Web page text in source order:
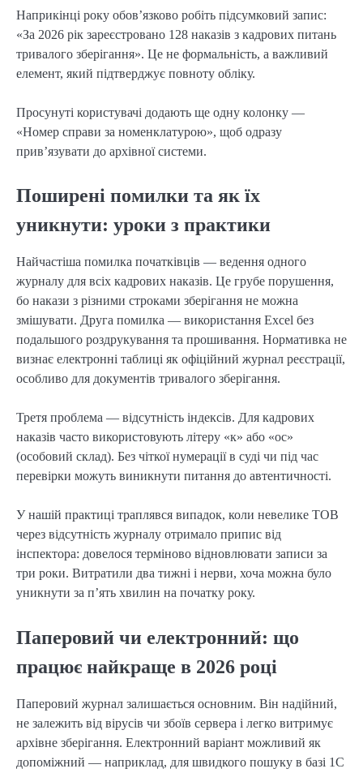
Наприкінці року обов’язково робіть підсумковий запис:
«За 2026 рік зареєстровано 128 наказів з кадрових питань
тривалого зберігання». Це не формальність, а важливий
елемент, який підтверджує повноту обліку.
Просунуті користувачі додають ще одну колонку —
«Номер справи за номенклатурою», щоб одразу
прив’язувати до архівної системи.
Поширені помилки та як їх
уникнути: уроки з практики
Найчастіша помилка початківців — ведення одного
журналу для всіх кадрових наказів. Це грубе порушення,
бо накази з різними строками зберігання не можна
змішувати. Друга помилка — використання Excel без
подальшого роздрукування та прошивання. Нормативка не
визнає електронні таблиці як офіційний журнал реєстрації,
особливо для документів тривалого зберігання.
Третя проблема — відсутність індексів. Для кадрових
наказів часто використовують літеру «к» або «ос»
(особовий склад). Без чіткої нумерації в суді чи під час
перевірки можуть виникнути питання до автентичності.
У нашій практиці траплявся випадок, коли невелике ТОВ
через відсутність журналу отримало припис від
інспектора: довелося терміново відновлювати записи за
три роки. Витратили два тижні і нерви, хоча можна було
уникнути за п’ять хвилин на початку року.
Паперовий чи електронний: що
працює найкраще в 2026 році
Паперовий журнал залишається основним. Він надійний,
не залежить від вірусів чи збоїв сервера і легко витримує
архівне зберігання. Електронний варіант можливий як
допоміжний — наприклад, для швидкого пошуку в базі 1С